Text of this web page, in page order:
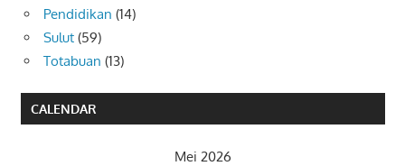
Pendidikan (14)
Sulut (59)
Totabuan (13)
CALENDAR
Mei 2026